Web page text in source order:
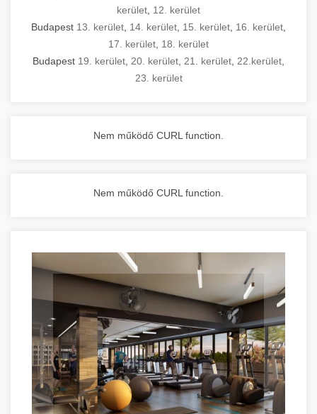
kerület 12. kerület
Budapest 13. kerület 14. kerület 15. kerület 16. kerület
17. kerület 18. kerület
Budapest 19. kerület 20. kerület 21. kerület 22.kerület
23. kerület
Nem működő CURL function.
Nem működő CURL function.